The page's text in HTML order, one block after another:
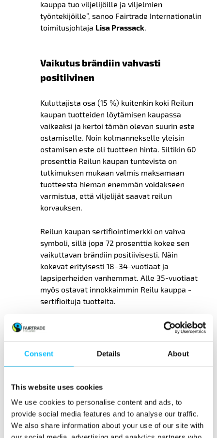
Consent Details About
This website uses cookies
We use cookies to personalise content and ads, to
provide social media features and to analyse our traffic.
We also share information about your use of our site with
kauppa tuo viljelijöille ja viljelmien
työntekijöille”, sanoo Fairtrade Internationalin
toimitusjohtaja Lisa Prassack.
Vaikutus brändiin vahvasti
positiivinen
Kuluttajista osa (15 %) kuitenkin koki Reilun
kaupan tuotteiden löytämisen kaupassa
vaikeaksi ja kertoi tämän olevan suurin este
ostamiselle. Noin kolmannekselle yleisin
ostamisen este oli tuotteen hinta. Siltikin 60
prosenttia Reilun kaupan tuntevista on
tutkimuksen mukaan valmis maksamaan
tuotteesta hieman enemmän voidakseen
varmistua, että viljelijät saavat reilun
korvauksen.
Reilun kaupan sertifiointimerkki on vahva
symboli, sillä jopa 72 prosenttia kokee sen
vaikuttavan brändiin positiivisesti. Näin
kokevat erityisesti 18–34-vuotiaat ja
lapsiperheiden vanhemmat. Alle 35-vuotiaat
myös ostavat innokkaimmin Reilu kauppa -
sertifioituja tuotteita.
Kansainvälisesti tunnetuin Reilun kaupan
tuote on kahvi. Seuraavaksi tunnetuimpia ovat
maaliskuussa 2025, ja osallistujia oli yhtensä
verkosto ja GlobeScan ovat julkaisseet
kuluttajatutkimuksia vuodesta 2008. Tänä
vuonna mukana olivat Itävalta. Belgia,